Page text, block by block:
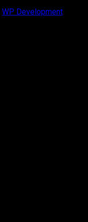
WP Development.